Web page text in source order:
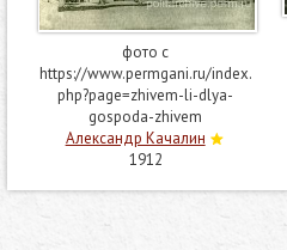
фото с
https://www.permgani.ru/index.
php?page=zhivem-li-dlya-
gospoda-zhivem
Александр Качалин
1912